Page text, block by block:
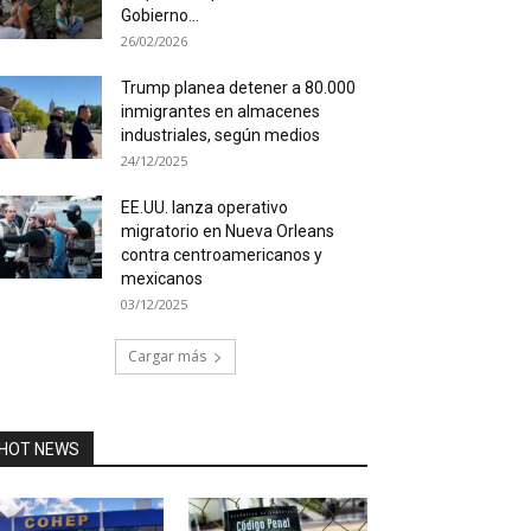
Gobierno...
26/02/2026
Trump planea detener a 80.000
inmigrantes en almacenes
industriales, según medios
24/12/2025
EE.UU. lanza operativo
migratorio en Nueva Orleans
contra centroamericanos y
mexicanos
03/12/2025
Cargar más
NEWS